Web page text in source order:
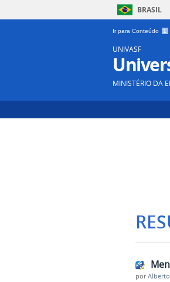
BRASIL
Ir para Conteúdo 1
UNIVASF
MINISTÉRIO DA
por